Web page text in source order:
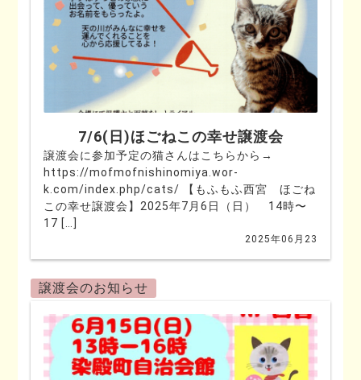
7/6(日)ほごねこの幸せ譲渡会
譲渡会に参加予定の猫さんはこちらから→
https://mofmofnishinomiya.wor-
k.com/index.php/cats/ 【もふもふ西宮 ほごね
この幸せ譲渡会】2025年7月6日（日） 14時〜
17 […]
2025年06月23
譲渡会のお知らせ